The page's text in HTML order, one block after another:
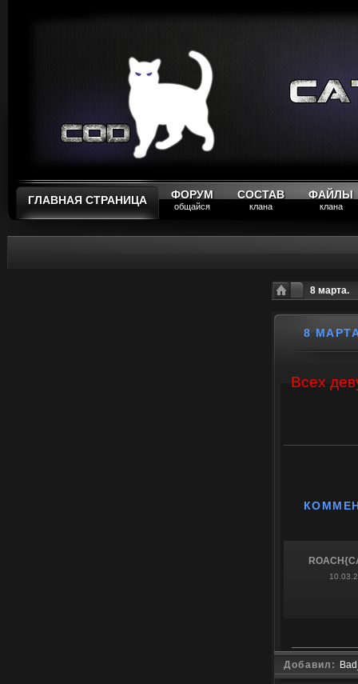
ГЛАВНАЯ СТРАНИЦА ФОРУМ
общайся
СОСТАВ
клана
ФАЙЛЫ
клана
8 марта.
8
Всех
Добавил: